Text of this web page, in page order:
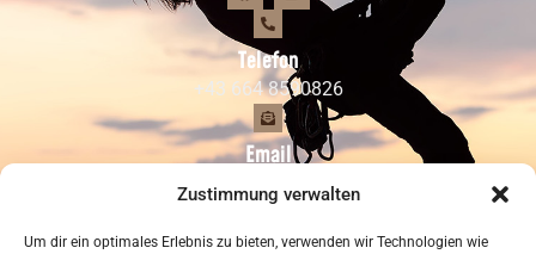
Zustimmung verwalten
Um dir ein optimales Erlebnis zu bieten, verwenden wir Technologien wie
Telefon
+43 664 8590826
Email
climbingzoo@hotmail.com